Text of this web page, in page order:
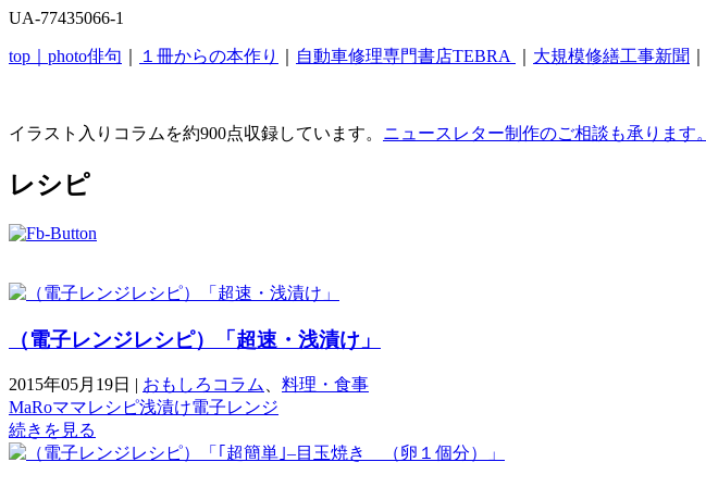
UA-77435066-1
top｜ photo俳句 １冊からの本作り 自動車修理専門書店TEBRA 大規模修繕工事新聞
イラスト入りコラムを約900点収録しています。 ニュースレター制作のご相談も承ります。
レシピ
（電子レンジレシピ）「超速・浅漬け」
2015年05月19日 | おもしろコラム
料理・食事
MaRoママレシピ浅漬け電子レンジ
続きを見る